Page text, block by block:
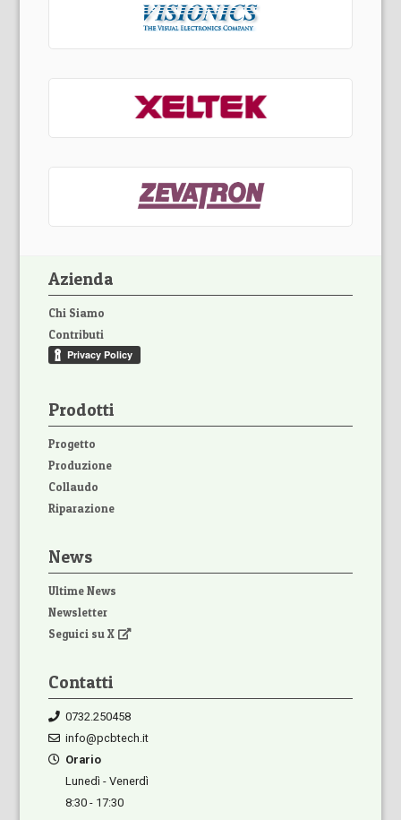
Azienda
Chi Siamo
Contributi
Prodotti
Progetto
Produzione
Collaudo
Riparazione
News
Ultime News
Newsletter
Seguici su X
Contatti
0732.250458
info@pcbtech.it
Orario
Lunedì - Venerdì
8:30 - 17:30